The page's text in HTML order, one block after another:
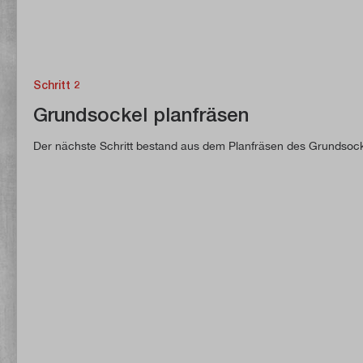
Schritt 2
Grundsockel planfräsen
Der nächste Schritt bestand aus dem Planfräsen des